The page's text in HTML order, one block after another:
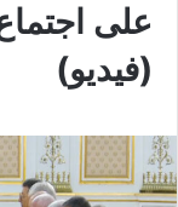
على
(فيديو)